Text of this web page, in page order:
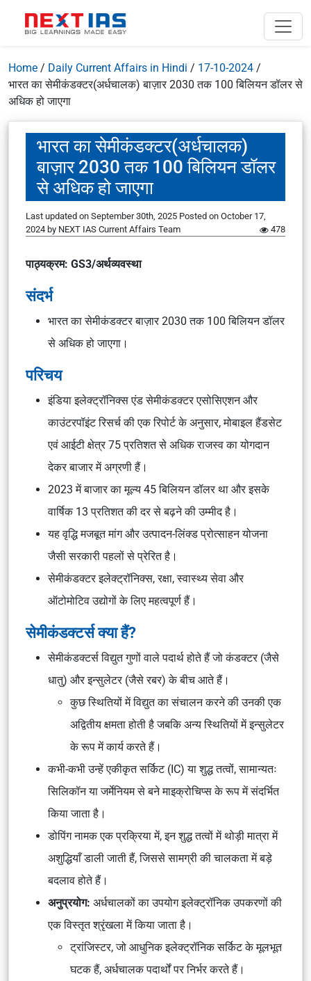
Home / Daily Current Affairs in Hindi / 17-10-2024 /
भारत का सेमीकंडक्टर(अर्धचालक) बाज़ार 2030 तक 100 बिलियन डॉलर से
अधिक हो जाएगा
भारत का सेमीकंडक्टर(अर्धचालक)
बाज़ार 2030 तक 100 बिलियन डॉलर
से अधिक हो जाएगा
Last updated on September 30th, 2025 Posted on October 17,
2024 by NEXT IAS Current Affairs Team 478
पाठ्यक्रम: GS3/अर्थव्यवस्था
संदर्भ
भारत का सेमीकंडक्टर बाज़ार 2030 तक 100 बिलियन डॉलर
से अधिक हो जाएगा।
परिचय
इंडिया इलेक्ट्रॉनिक्स एंड सेमीकंडक्टर एसोसिएशन और
काउंटरपॉइंट रिसर्च की एक रिपोर्ट के अनुसार, मोबाइल हैंडसेट
एवं आईटी क्षेत्र 75 प्रतिशत से अधिक राजस्व का योगदान
देकर बाजार में अग्रणी हैं।
2023 में बाजार का मूल्य 45 बिलियन डॉलर था और इसके
वार्षिक 13 प्रतिशत की दर से बढ़ने की उम्मीद है।
यह वृद्धि मजबूत मांग और उत्पादन-लिंक्ड प्रोत्साहन योजना
जैसी सरकारी पहलों से प्रेरित है।
सेमीकंडक्टर इलेक्ट्रॉनिक्स, रक्षा, स्वास्थ्य सेवा और
ऑटोमोटिव उद्योगों के लिए महत्वपूर्ण हैं।
सेमीकंडक्टर्स क्या हैं?
सेमीकंडक्टर्स विद्युत गुणों वाले पदार्थ होते हैं जो कंडक्टर (जैसे
धातु) और इन्सुलेटर (जैसे रबर) के बीच आते हैं।
कुछ स्थितियों में विद्युत का संचालन करने की उनकी एक
अद्वितीय क्षमता होती है जबकि अन्य स्थितियों में इन्सुलेटर
के रूप में कार्य करते हैं।
कभी-कभी उन्हें एकीकृत सर्किट (IC) या शुद्ध तत्वों, सामान्यतः
सिलिकॉन या जर्मेनियम से बने माइक्रोचिप्स के रूप में संदर्भित
किया जाता है।
डोपिंग नामक एक प्रक्रिया में, इन शुद्ध तत्वों में थोड़ी मात्रा में
अशुद्धियाँ डाली जाती हैं, जिससे सामग्री की चालकता में बड़े
बदलाव होते हैं।
अनुप्रयोग: अर्धचालकों का उपयोग इलेक्ट्रॉनिक उपकरणों की
एक विस्तृत श्रृंखला में किया जाता है।
ट्रांजिस्टर, जो आधुनिक इलेक्ट्रॉनिक सर्किट के मूलभूत
घटक हैं, अर्धचालक पदार्थों पर निर्भर करते हैं।